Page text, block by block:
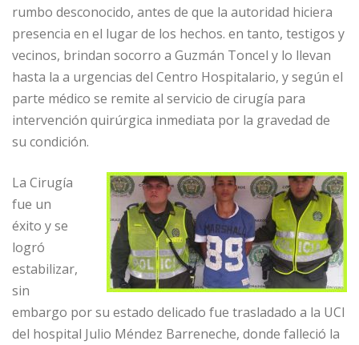
rumbo desconocido, antes de que la autoridad hiciera
presencia en el lugar de los hechos. en tanto, testigos y
vecinos, brindan socorro a Guzmán Toncel y lo llevan
hasta la a urgencias del Centro Hospitalario, y según el
parte médico se remite al servicio de cirugía para
intervención quirúrgica inmediata por la gravedad de
su condición.
La Cirugía
fue un
éxito y se
logró
estabilizar,
sin
embargo por su estado delicado fue trasladado a la UCI
del hospital Julio Méndez Barreneche, donde falleció la